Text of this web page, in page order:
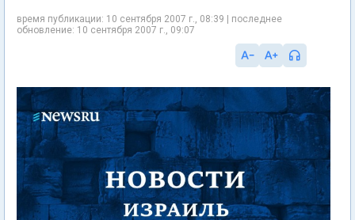
время публикации: 10 сентября 2007 г., 08:39 | последнее
обновление: 10 сентября 2007 г., 09:07